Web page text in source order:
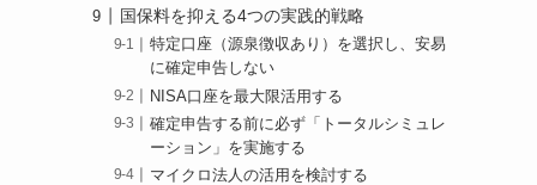
国保料を抑える4つの実践的戦略
特定口座（源泉徴収あり）を選択し、安易
に確定申告しない
NISA口座を最大限活用する
確定申告する前に必ず「トータルシミュレ
ーション」を実施する
マイクロ法人の活用を検討する